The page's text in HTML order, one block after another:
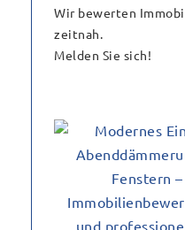
Wir bewerten
zeitnah.
Melden Sie sich!